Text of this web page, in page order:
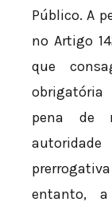
Público. A
no Artigo
que
pena de
entanto,